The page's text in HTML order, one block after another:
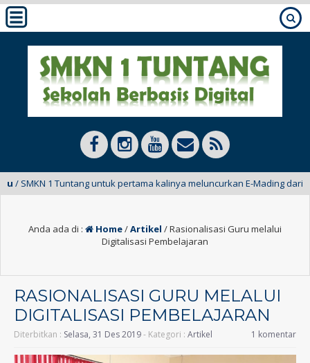
1 Tuntang untuk pertama kalinya meluncurkan E-Mading dari
Anda ada di : Home/Artikel /Rasionalisasi Guru melalui
Digitalisasi Pembelajaran
RASIONALISASI GURU MELALUI
DIGITALISASI PEMBELAJARAN
Diterbitkan : Selasa, 31 Des 2019- Kategori : Artikel 1 komentar